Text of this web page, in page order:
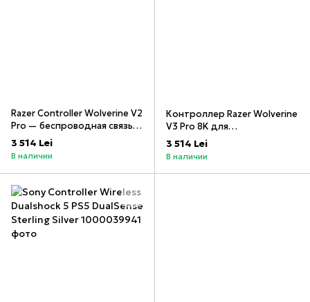
Razer Controller Wolverine V2
Pro — беспроводная связь
для PlayStation 5 и ПК
3 514 Lei
В наличии
Контроллер Razer Wolverine
V3 Pro 8K для
беспроводной связи с ПК
3 514 Lei
В наличии